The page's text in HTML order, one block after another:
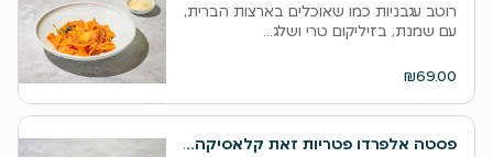
רוטב עגבניות כמו שאוכלים בארצות הברית,
עם שמנת, בזיליקום טרי ושלג...
₪69.00
פסטה אלפרדו פטריות זאת קלאסיקה נצחית